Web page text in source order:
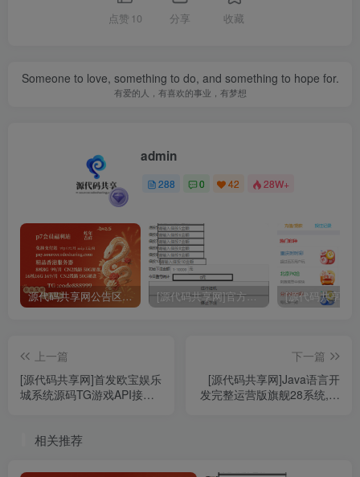
点赞 10 分享 收藏
Someone to love, something to do, and something to hope for.
有爱的人，有喜欢的事业，有梦想
admin
288 0 42 28W+
源代码共享网公告区域 购买认真阅读 [源代码共享网]官方独家大富二次开发挂机软件 通用各种大富
上一篇
[源代码共享网]首发欧宝娱乐
城系统源码TG游戏API接口
下一篇
[源代码共享网]Java语言开
发完整运营版旗舰28系统,多
相关推荐